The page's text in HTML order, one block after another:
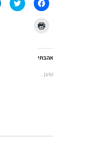
לחיצה
לשיתוף
לחצו
כדי
אהבתי
טוען...